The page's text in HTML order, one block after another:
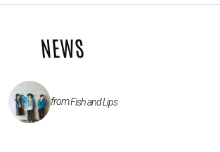
NEWS
fromFish and Lips